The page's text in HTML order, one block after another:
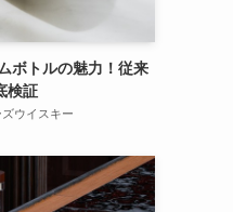
ボトルの魅力！従来
検証
ウイスキー